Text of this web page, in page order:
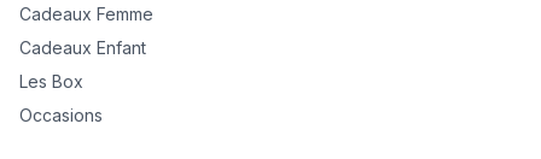
Cadeaux Femme
Cadeaux Enfant
Les Box
Occasions